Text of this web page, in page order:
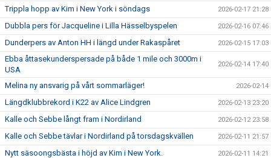
Trippla hopp av Kim i New York i söndags 2026-02-17 21:28
Dubbla pers för Jacqueline i Lilla Hässelbyspelen 2026-02-16 07:46
Dunderpers av Anton HH i längd under Rakaspåret 2026-02-15 17:03
Ebba åttasekunderspersade på både 1 mile och 3000m i
USA
2026-02-14 17:40
Melina ny ansvarig på vårt sommarläger! 2026-02-14
Längdklubbrekord i K22 av Alice Lindgren 2026-02-13 23:20
Kalle och Sebbe långt fram i Nordirland 2026-02-12 23:58
Kalle och Sebbe tävlar i Nordirland på torsdagskvällen 2026-02-11 21:57
Nytt säsoongsbästa i höjd av Kim i New York. 2026-02-11 14:21